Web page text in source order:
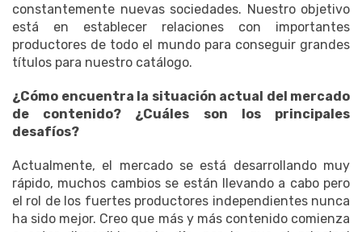
constantemente nuevas sociedades. Nuestro objetivo
está en establecer relaciones con importantes
productores de todo el mundo para conseguir grandes
títulos para nuestro catálogo.
¿Cómo encuentra la situación actual del mercado
de contenido? ¿Cuáles son los principales
desafíos?
Actualmente, el mercado se está desarrollando muy
rápido, muchos cambios se están llevando a cabo pero
el rol de los fuertes productores independientes nunca
ha sido mejor. Creo que más y más contenido comienza